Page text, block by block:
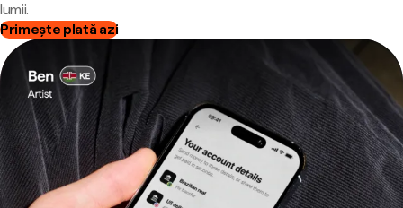
lumii.
Primește plată azi